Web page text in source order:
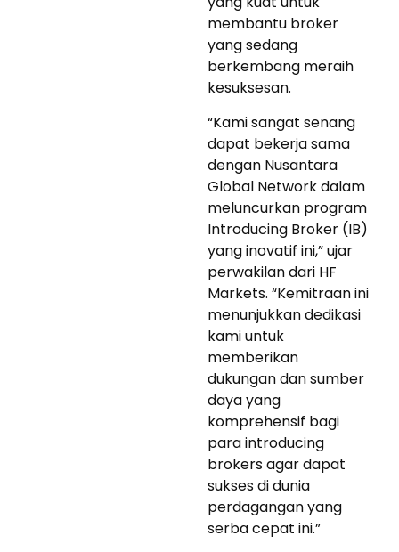
membantu broker
yang sedang
berkembang meraih
kesuksesan.
“Kami sangat senang
dapat bekerja sama
dengan Nusantara
Global Network dalam
meluncurkan program
Introducing Broker (IB)
yang inovatif ini,” ujar
perwakilan dari HF
Markets. “Kemitraan ini
menunjukkan dedikasi
kami untuk
memberikan
dukungan dan sumber
daya yang
komprehensif bagi
para introducing
brokers agar dapat
sukses di dunia
perdagangan yang
serba cepat ini.”